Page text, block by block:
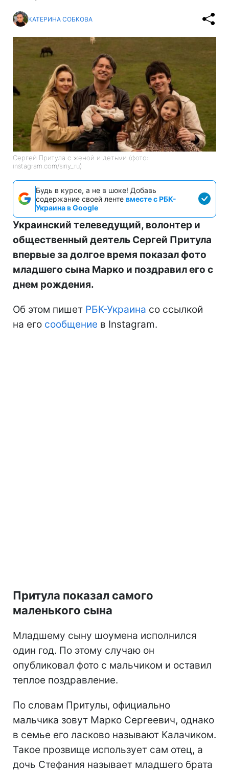
КАТЕРИНА СОБКОВА
Сергей Притула с женой и детьми (фото:
instagram.com/siriy_ru)
Будь в курсе, а не в шоке! Добавь
содержание своей ленте вместе с РБК-
Украина в Google
Украинский телеведущий, волонтер и
общественный деятель Сергей Притула
впервые за долгое время показал фото
младшего сына Марко и поздравил его с
днем рождения.
Об этом пишет РБК-Украина со ссылкой
на его сообщение в Instagram.
Притула показал самого
маленького сына
Младшему сыну шоумена исполнился
один год. По этому случаю он
опубликовал фото с мальчиком и оставил
теплое поздравление.
По словам Притулы, официально
мальчика зовут Марко Сергеевич, однако
в семье его ласково называют Калачиком.
Такое прозвище использует сам отец, а
дочь Стефания называет младшего брата